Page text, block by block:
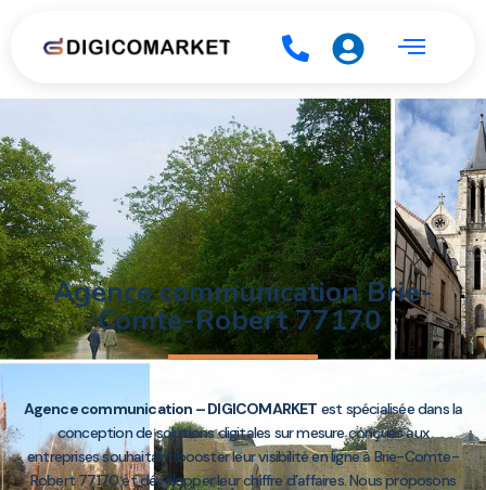
Agence communication Brie-
Comte-Robert 77170
Agence communication – DIGICOMARKET est spécialisée dans la
conception de solutions digitales sur mesure conçues aux
entreprises souhaitant booster leur visibilité en ligne à Brie-Comte-
Robert 77170 et développer leur chiffre d’affaires. Nous proposons